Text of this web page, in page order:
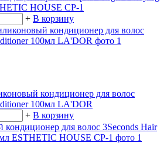
HOUSE CP-1
+ В корзину
кондиционер для волос
100мл LA'DOR
+ В корзину